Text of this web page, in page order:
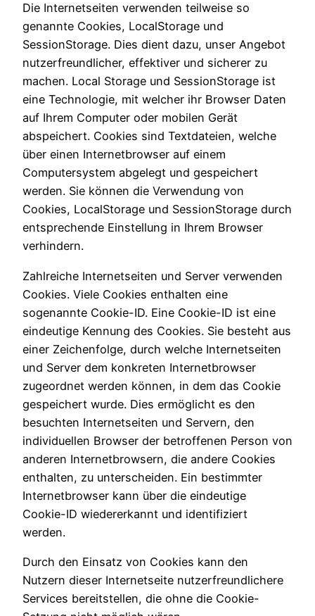
Die Internetseiten verwenden teilweise so
genannte Cookies, LocalStorage und
SessionStorage. Dies dient dazu, unser Angebot
nutzerfreundlicher, effektiver und sicherer zu
machen. Local Storage und SessionStorage ist
eine Technologie, mit welcher ihr Browser Daten
auf Ihrem Computer oder mobilen Gerät
abspeichert. Cookies sind Textdateien, welche
über einen Internetbrowser auf einem
Computersystem abgelegt und gespeichert
werden. Sie können die Verwendung von
Cookies, LocalStorage und SessionStorage durch
entsprechende Einstellung in Ihrem Browser
verhindern.
Zahlreiche Internetseiten und Server verwenden
Cookies. Viele Cookies enthalten eine
sogenannte Cookie-ID. Eine Cookie-ID ist eine
eindeutige Kennung des Cookies. Sie besteht aus
einer Zeichenfolge, durch welche Internetseiten
und Server dem konkreten Internetbrowser
zugeordnet werden können, in dem das Cookie
gespeichert wurde. Dies ermöglicht es den
besuchten Internetseiten und Servern, den
individuellen Browser der betroffenen Person von
anderen Internetbrowsern, die andere Cookies
enthalten, zu unterscheiden. Ein bestimmter
Internetbrowser kann über die eindeutige
Cookie-ID wiedererkannt und identifiziert
werden.
Durch den Einsatz von Cookies kann den
Nutzern dieser Internetseite nutzerfreundlichere
Services bereitstellen, die ohne die Cookie-